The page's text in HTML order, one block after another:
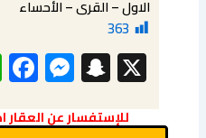
الاول – القرى – الأحساء
363
X
للإستفسار عن